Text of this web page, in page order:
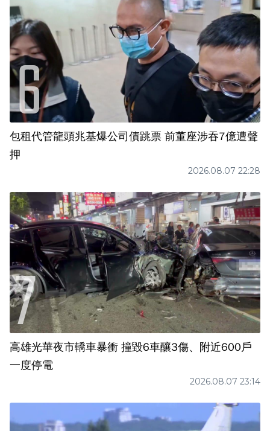
包租代管龍頭兆基爆公司債跳票 前董座涉吞7億遭聲
押
2026.08.07 22:28
高雄光華夜市轎車暴衝 撞毀6車釀3傷、附近600戶
一度停電
2026.08.07 23:14